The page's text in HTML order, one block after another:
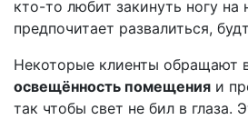
кто-то любит закинуть ногу на
предпочитает развалиться,
Некоторые клиенты обращают
освещённость помещения и
так чтобы свет не бил в глаза.